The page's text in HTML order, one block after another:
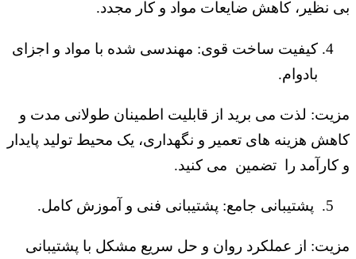
بی نظیر، کاهش ضایعات مواد و کار مجدد.
کیفیت ساخت قوی: مهندسی شده با مواد و اجزای
بادوام.
مزیت: لذت می برید از قابلیت اطمینان طولانی مدت و
کاهش هزینه های تعمیر و نگهداری، یک محیط تولید پایدار
و کارآمد را تضمین می کنید.
پشتیبانی جامع: پشتیبانی فنی و آموزش کامل.
مزیت: از عملکرد روان و حل سریع مشکل با پشتیبانی